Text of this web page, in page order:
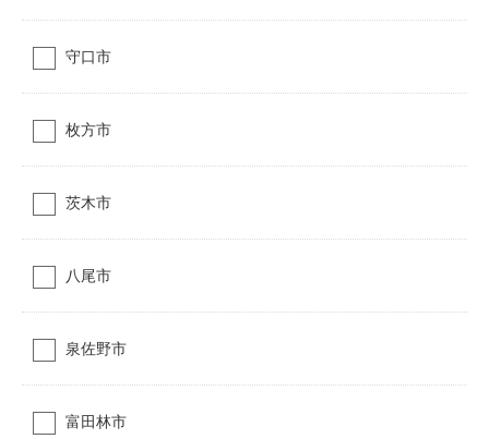
守口市
枚方市
茨木市
八尾市
泉佐野市
富田林市